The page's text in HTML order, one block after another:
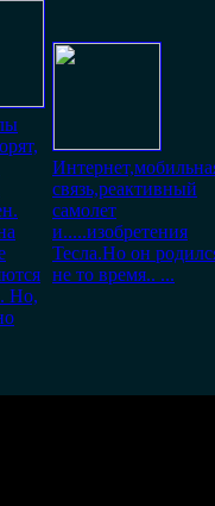
Но,
связь,реактивный
самолет
и.....изобретения
Тесла.Но он
не то время.. ...